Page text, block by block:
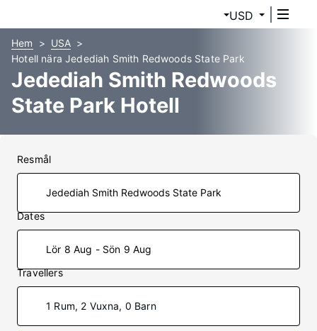
USD
Hem
USA
Hotell nära Jedediah Smith Redwoods State Park
Jedediah Smith Redwoods
State Park Hotell
Resmål
Dates
Lör 8 Aug - Sön 9 Aug
Travellers
1 Rum, 2 Vuxna, 0 Barn